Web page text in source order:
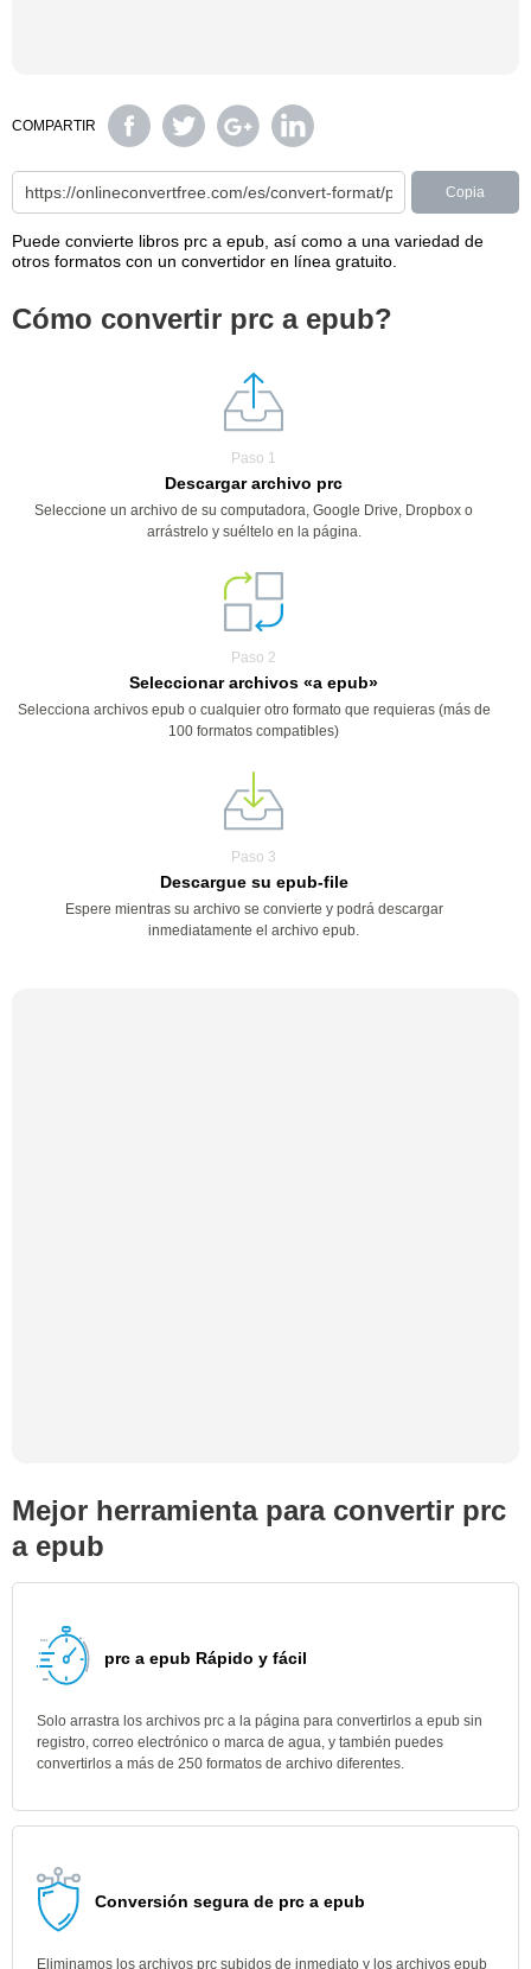
COMPARTIR
Copia
Puede convierte libros prc a epub, así como a una variedad de
otros formatos con un convertidor en línea gratuito.
Cómo convertir prc a epub?
Paso 1
Descargar archivo prc
Seleccione un archivo de su computadora, Google Drive, Dropbox o
arrástrelo y suéltelo en la página.
Paso 2
Seleccionar archivos «a epub»
Selecciona archivos epub o cualquier otro formato que requieras (más de
100 formatos compatibles)
Paso 3
Descargue su epub-file
Espere mientras su archivo se convierte y podrá descargar
inmediatamente el archivo epub.
Mejor herramienta para convertir prc
a epub
prc a epub Rápido y fácil
Solo arrastra los archivos prc a la página para convertirlos a epub sin
registro, correo electrónico o marca de agua, y también puedes
convertirlos a más de 250 formatos de archivo diferentes.
Conversión segura de prc a epub
Eliminamos los archivos prc subidos de inmediato y los archivos epub